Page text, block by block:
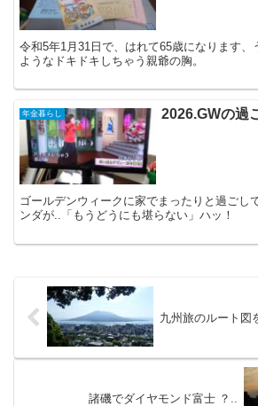
令和5年1月31日で、はれて65歳になります、
ようなドキドキしちゃう親爺の胸。
年金暮らし 2026.GWの過
ゴールデンウィークに家でまったりと過ごし
ンダが..「もうどうにも堪らない」ハッ！
九州旅のルート図
諸磯でダイヤモンド富士 ？..